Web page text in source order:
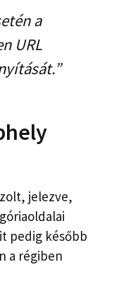
a
URL
jelezve,
pedig később
a régiben